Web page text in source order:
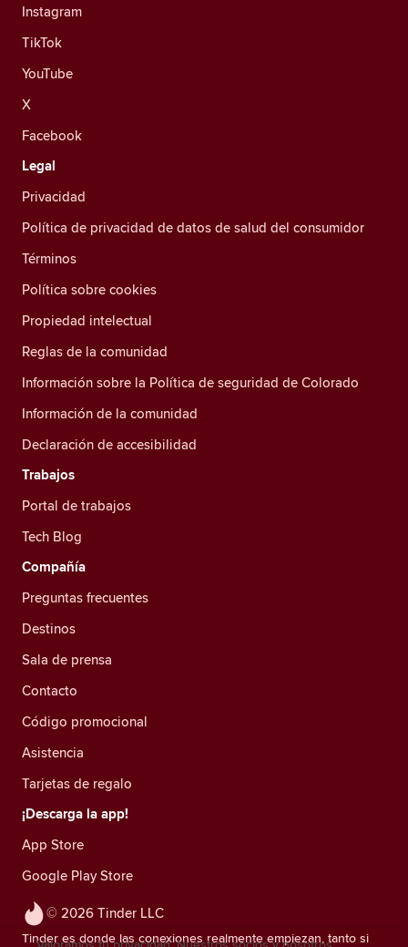
© 2026 Tinder LLC
Tinder es donde las conexiones realmente empiezan, tanto si
Instagram
TikTok
YouTube
X
Facebook
Legal
Privacidad
Política de privacidad de datos de salud del consumidor
Términos
Política sobre cookies
Propiedad intelectual
Reglas de la comunidad
Información sobre la Política de seguridad de Colorado
Información de la comunidad
Declaración de accesibilidad
Trabajos
Portal de trabajos
Tech Blog
Compañía
Preguntas frecuentes
Destinos
Sala de prensa
Contacto
Código promocional
Asistencia
Tarjetas de regalo
¡Descarga la app!
App Store
Google Play Store